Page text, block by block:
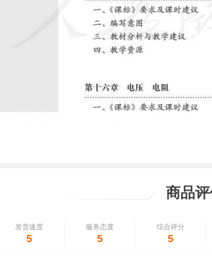
商品
发货速度
5
服务态度
5
综合评分
5